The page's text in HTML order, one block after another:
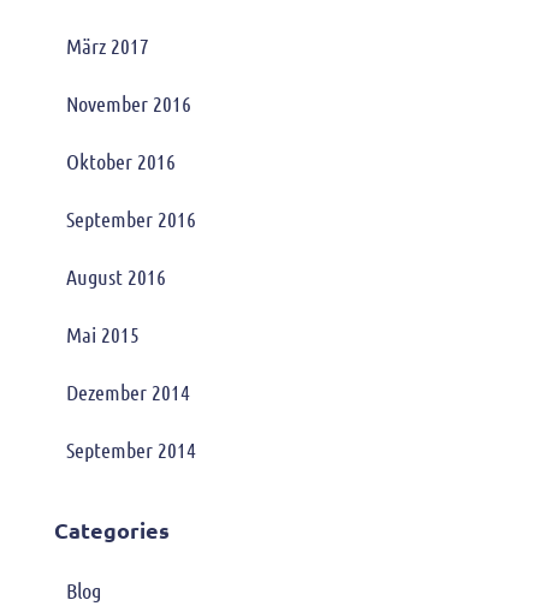
März 2017
November 2016
Oktober 2016
September 2016
August 2016
Mai 2015
Dezember 2014
September 2014
Categories
Blog